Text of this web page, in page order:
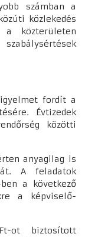
számban a
közlekedés
a közterületen
fordít a
Évtizedek
közötti
anyagilag is
A feladatok
a következő
a képviselő-
ot biztosított